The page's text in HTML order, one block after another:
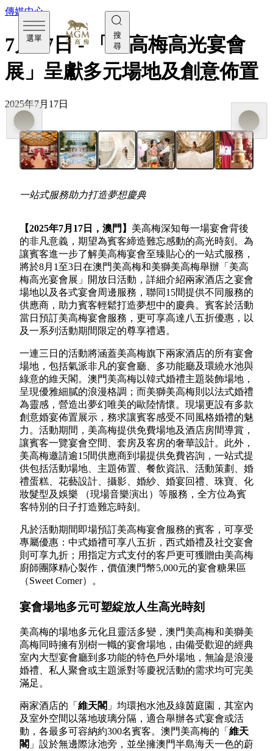
選單
搜
尋
傳媒中心
7月17日 - 「美高梅高光宴會
展」呈獻多元場地及創意佈置
2025年7月17日
一站式服務助力打造夢想慶典
【2025年7月17 日，澳門】 美高梅深知每一場宴會背後
的非凡意義，期望為賓客締造難忘感動的高光時刻。為
讓賓客進一步了解美高梅宴會至臻貼心的一站式服務，
將於8月1至3日在澳門美高梅和美獅美高梅舉辦「美高
梅高光宴會展」開放日活動，詳細介紹兩家酒店之宴會
場地以及各式宴會周邊服務，聯同15間提供不同服務的
供應商，助力賓客輕鬆打造夢想中的慶典。賓客於活動
當日預訂美高梅宴會服務，更可享高達八五折優惠，以
及一系列活動期間限定的尊享禮遇。
一連三日的活動將涵蓋美高梅旗下兩家酒店的所有宴會
場地，包括氣派非凡的宴會廳、多功能廳及環繞水池與
綠意的維天閣。澳門美高梅以韓式婚禮主題裝飾場地，
呈現優雅細膩的浪漫格調；而美獅美高梅則以法式婚禮
為靈感，營造出夢幻唯美的歐陸情懷。現場更設有多款
創意婚宴佈置展示，務求讓賓客感受不同風格婚禮的魅
力。活動期間，美高梅提供免費場地及酒店房間導賞，
讓賓客一覽宴會空間、套房及客房的奢華設計。此外，
美高梅邀請逾15間供應商到場提供免費咨詢，一站式提
供包括活動場地、主題佈置、餐飲資訊、活動策劃、婚
禮蛋糕、花藝設計、攝影、婚紗、婚宴回禮、珠寶、化
妝髮型及娛樂 （現場音樂演出）等服務，全方位為賓
客特別的日子打造難忘時刻。
凡於活動期間即場預訂美高梅宴會服務的賓客，可享受
專屬優惠：中式婚禮可享八五折，西式婚禮及社交宴會
則可享九折；用指定方式支付的客戶更可獲贈由美高梅
廚師團隊精心製作，價值澳門幣5,000元的宴會糖果區
（Sweet Corner）。
宴會場地多元可塑綻放人生高光時刻
美高梅的場地多元化且靈活多變，澳門美高梅和美獅美
高梅同時擁有別樹一幟的宴會場地，由備受歡迎的經典
室內大型宴會廳到多功能的特色戶外場地，無論是浪漫
婚禮、私人聚會或主題派對等慶祝活動的需求均可完美
滿足。
兩家酒店的「 維天閣 」均環抱水池及綠茵庭園，其室內
及室外空間以落地玻璃分隔，適合舉辦各式宴會或活
動，各最多可容納約300名賓客。澳門美高梅的「 維天
閣 」設於無邊際泳池旁，並坐擁澳門半島海天一色的蔚